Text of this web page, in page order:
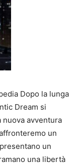
Dopo la lunga
Dream si
nuova avventura
un
un
una libertà